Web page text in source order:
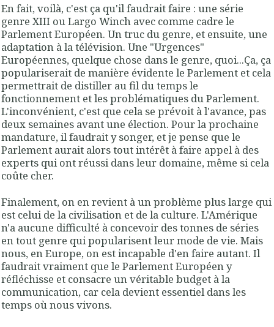
En fait, voilà, c'est ça qu'il faudrait faire : une série
genre XIII ou Largo Winch avec comme cadre le
Parlement Européen. Un truc du genre, et ensuite, une
adaptation à la télévision. Une "Urgences"
Européennes, quelque chose dans le genre, quoi...Ça, ça
populariserait de manière évidente le Parlement et cela
permettrait de distiller au fil du temps le
fonctionnement et les problématiques du Parlement.
L'inconvénient, c'est que cela se prévoit à l'avance, pas
deux semaines avant une élection. Pour la prochaine
mandature, il faudrait y songer, et je pense que le
Parlement aurait alors tout intérêt à faire appel à des
experts qui ont réussi dans leur domaine, même si cela
coûte cher.
Finalement, on en revient à un problème plus large qui
est celui de la civilisation et de la culture. L'Amérique
n'a aucune difficulté à concevoir des tonnes de séries
en tout genre qui popularisent leur mode de vie. Mais
nous, en Europe, on est incapable d'en faire autant. Il
faudrait vraiment que le Parlement Européen y
réfléchisse et consacre un véritable budget à la
communication, car cela devient essentiel dans les
temps où nous vivons.